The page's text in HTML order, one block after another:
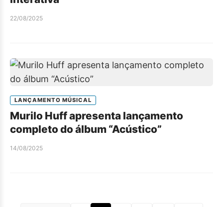
22/08/2025
LANÇAMENTO MÚSICAL
Murilo Huff apresenta lançamento
completo do álbum “Acústico”
14/08/2025